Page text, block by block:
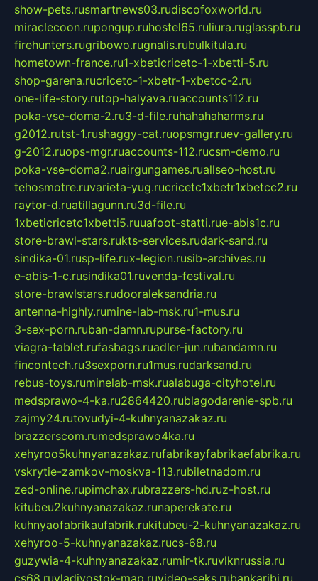
show-pets.rusmartnews03.rudiscofoxworld.ru
miraclecoon.rupongup.ruhostel65.ruliura.ruglasspb.ru
firehunters.rugribowo.rugnalis.rubulkitula.ru
hometown-france.ru1-xbeticricetc-1-xbetti-5.ru
shop-garena.rucricetc-1-xbetr-1-xbetcc-2.ru
one-life-story.rutop-halyava.ruaccounts112.ru
poka-vse-doma-2.ru3-d-file.ruhahahaharms.ru
g2012.rutst-1.rushaggy-cat.ruopsmgr.ruev-gallery.ru
g-2012.ruops-mgr.ruaccounts-112.rucsm-demo.ru
poka-vse-doma2.ruairgungames.ruallseo-host.ru
tehosmotre.ruvarieta-yug.rucricetc1xbetr1xbetcc2.ru
raytor-d.ruatillagunn.ru3d-file.ru
1xbeticricetc1xbetti5.ruuafoot-statti.rue-abis1c.ru
store-brawl-stars.rukts-services.rudark-sand.ru
sindika-01.rusp-life.rux-legion.rusib-archives.ru
e-abis-1-c.rusindika01.ruvenda-festival.ru
store-brawlstars.rudooraleksandria.ru
antenna-highly.rumine-lab-msk.ru1-mus.ru
3-sex-porn.ruban-damn.rupurse-factory.ru
viagra-tablet.rufasbags.ruadler-jun.rubandamn.ru
fincontech.ru3sexporn.ru1mus.rudarksand.ru
rebus-toys.ruminelab-msk.rualabuga-cityhotel.ru
medsprawo-4-ka.ru2864420.rublagodarenie-spb.ru
zajmy24.rutovudyi-4-kuhnyanazakaz.ru
brazzerscom.rumedsprawo4ka.ru
xehyroo5kuhnyanazakaz.rufabrikayfabrikaefabrika.ru
vskrytie-zamkov-moskva-113.rubiletnadom.ru
zed-online.rupimchax.rubrazzers-hd.ruz-host.ru
kitubeu2kuhnyanazakaz.runaperekate.ru
kuhnyaofabrikaufabrik.rukitubeu-2-kuhnyanazakaz.ru
xehyroo-5-kuhnyanazakaz.rucs-68.ru
guzywia-4-kuhnyanazakaz.rumir-tk.ruvlknrussia.ru